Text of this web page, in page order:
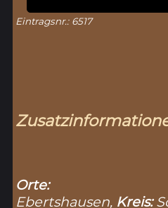
Eintragsnr.: 6517
Orte:
Ebertshausen, Kreis: